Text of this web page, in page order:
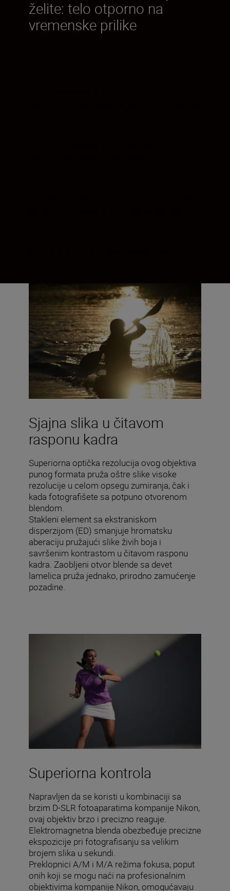
želite: telo otporno na
vremenske prilike
Sjajna slika u čitavom
rasponu kadra
Superiorna optička rezolucija ovog objektiva
punog formata pruža oštre slike visoke
rezolucije u celom opsegu zumiranja, čak i
kada fotografišete sa potpuno otvorenom
blendom.
Stakleni element sa ekstraniskom
disperzijom (ED) smanjuje hromatsku
aberaciju pružajući slike živih boja i
savršenim kontrastom u čitavom rasponu
kadra. Zaobljeni otvor blende sa devet
lamelica pruža jednako, prirodno zamućenje
pozadine.
Superiorna kontrola
Napravljen da se koristi u kombinaciji sa
brzim D-SLR fotoaparatima kompanije Nikon,
ovaj objektiv brzo i precizno reaguje.
Elektromagnetna blenda obezbeđuje precizne
ekspozicije pri fotografisanju sa velikim
brojem slika u sekundi.
Preklopnici A/M i M/A režima fokusa, poput
onih koji se mogu naći na profesionalnim
objektivima kompanije Nikon, omogućavaju